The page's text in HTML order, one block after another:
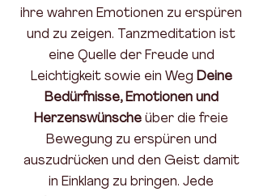
ihre wahren Emotionen zu erspüren
und zu zeigen. Tanzmeditation ist
eine Quelle der Freude und
Leichtigkeit sowie ein Weg Deine
Bedürfnisse, Emotionen und
Herzenswünsche über die freie
Bewegung zu erspüren und
auszudrücken und den Geist damit
in Einklang zu bringen. Jede